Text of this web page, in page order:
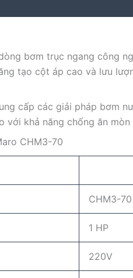
bơm trục ngang công
tạo cột áp cao và lưu
cấp các giải pháp bơm
với khả năng chống ăn
CHM3-70
CHM3-70
1 HP
220V